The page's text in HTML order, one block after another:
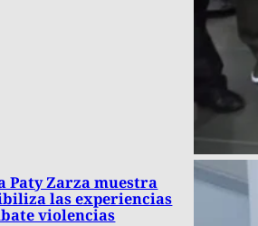
Paty Zarza muestra
las experiencias
violencias